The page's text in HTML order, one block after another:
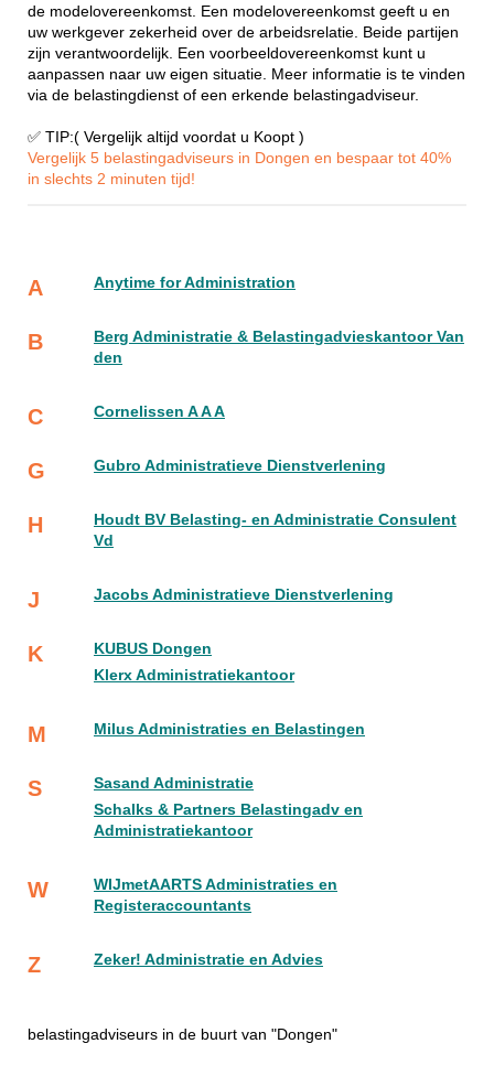
de modelovereenkomst. Een modelovereenkomst geeft u en
uw werkgever zekerheid over de arbeidsrelatie. Beide partijen
zijn verantwoordelijk. Een voorbeeldovereenkomst kunt u
aanpassen naar uw eigen situatie. Meer informatie is te vinden
via de belastingdienst of een erkende belastingadviseur.
✅ TIP:( Vergelijk altijd voordat u Koopt )
Vergelijk 5 belastingadviseurs in Dongen en bespaar tot 40%
in slechts 2 minuten tijd!
A Anytime for Administration
B
Berg Administratie & Belastingadvieskantoor Van
den
C Cornelissen A A A
G Gubro Administratieve Dienstverlening
H
Houdt BV Belasting- en Administratie Consulent
Vd
J Jacobs Administratieve Dienstverlening
K
KUBUS Dongen
Klerx Administratiekantoor
M Milus Administraties en Belastingen
S
Sasand Administratie
Schalks & Partners Belastingadv en
Administratiekantoor
W
WIJmetAARTS Administraties en
Registeraccountants
Z Zeker! Administratie en Advies
belastingadviseurs in de buurt van "Dongen"